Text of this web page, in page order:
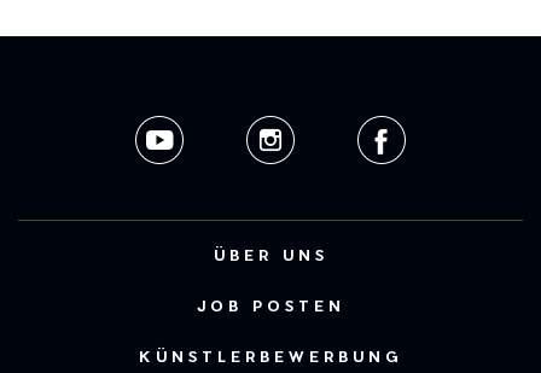
ÜBER UNS
JOB POSTEN
KÜNSTLERBEWERBUNG